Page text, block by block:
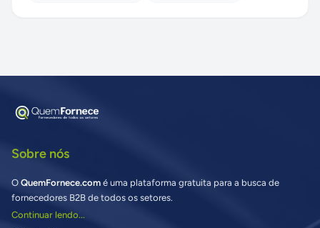
Sobre nós
O QuemFornece.com é uma plataforma gratuita para a busca de
fornecedores B2B de todos os setores.
Continuar lendo...